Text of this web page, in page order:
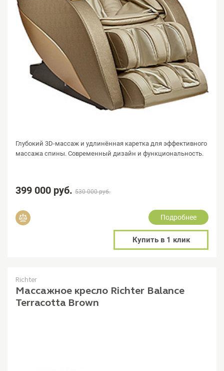
Глубокий 3D-массаж и удлинённая каретка для эффективного
массажа спины. Современный дизайн и функциональность.
399 000 руб. 530 000 руб.
Подробнее
Купить в 1 клик
Richter
Массажное кресло Richter Balance
Terracotta Brown